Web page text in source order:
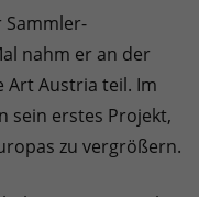
Sammler-
nahm er an der
Art Austria teil. Im
sein erstes Projekt,
zu vergrößern.